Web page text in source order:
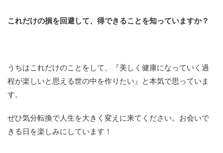
これだけの損を回避して、得できることを知っていますか？
うちはこれだけのことをして、『美しく健康になっていく過
程が楽しいと思える世の中を作りたい』と本気で思っていま
す。
ぜひ気分転換で人生を大きく変えに来てください。お会いで
きる日を楽しみにしています！